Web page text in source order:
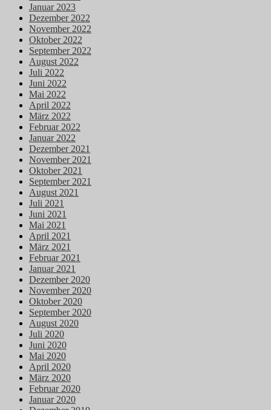
Januar 2023
Dezember 2022
November 2022
Oktober 2022
September 2022
August 2022
Juli 2022
Juni 2022
Mai 2022
April 2022
März 2022
Februar 2022
Januar 2022
Dezember 2021
November 2021
Oktober 2021
September 2021
August 2021
Juli 2021
Juni 2021
Mai 2021
April 2021
März 2021
Februar 2021
Januar 2021
Dezember 2020
November 2020
Oktober 2020
September 2020
August 2020
Juli 2020
Juni 2020
Mai 2020
April 2020
März 2020
Februar 2020
Januar 2020